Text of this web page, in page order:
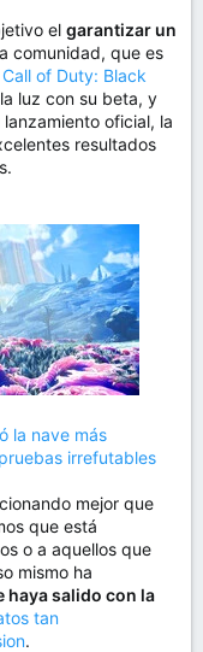
el garantizar un
comunidad, que es
Call of Duty: Black
luz con su beta, y
oficial, la
resultados
la nave más
irrefutables
mejor que
que está
o a aquellos que
mismo ha
haya salido con la
tan
.